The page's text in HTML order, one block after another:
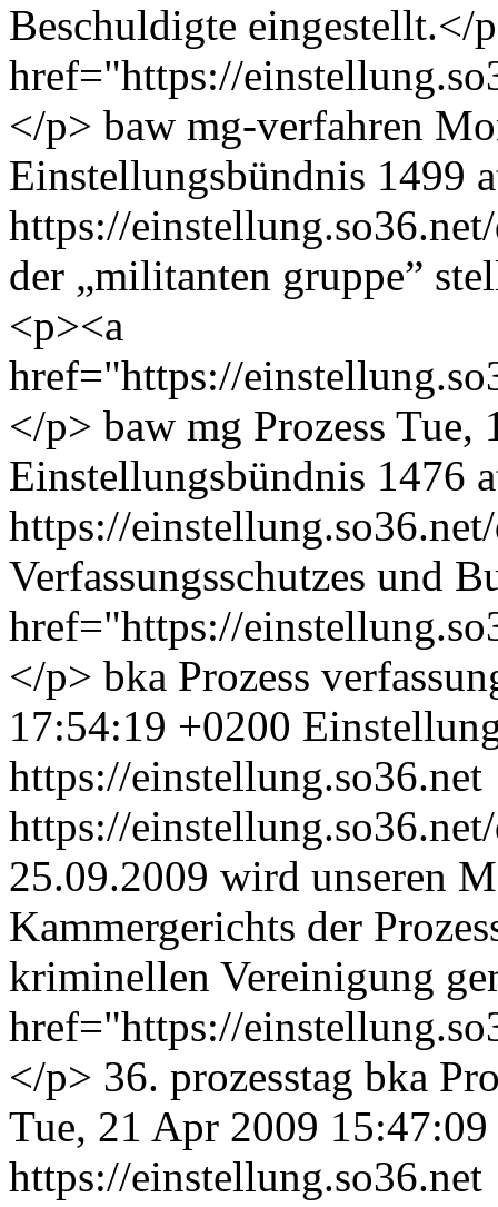
Beschuldigte eingestellt.</
href="https://
</p> baw mg-verfahren
Einstellungsbündnis 1499
https://
der „militanten gruppe”
<p><a
href="https://
</p> baw mg Prozess Tue,
Einstellungsbündnis 1476
https://
Verfassungsschutzes und
href="https://
</p> bka Prozess
17:54:19 +0200
https://einstellung.so36.net
https://
25.09.2009 wird unseren
Kammergerichts der
kriminellen Vereinigung
href="https://
</p> 36. prozesstag bka
Tue, 21 Apr 2009
https://einstellung.so36.net